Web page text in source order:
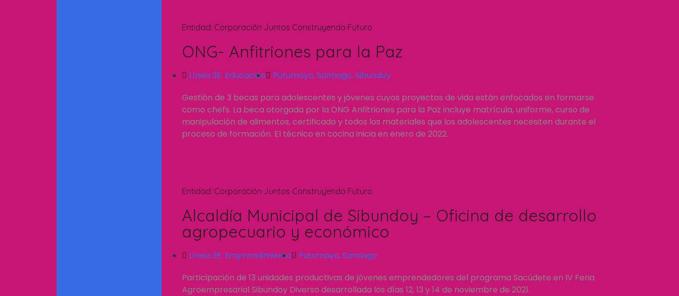
Entidad: Corporación Juntos Construyendo Futuro
ONG- Anfitriones para la Paz
Línea 3E: Educación Putumayo,Santiago,Sibundoy
Gestión de 3 becas para adolescentes y jóvenes cuyos proyectos de vida están enfocados en formarse
como chefs. La beca otorgada por la ONG Anfitriones para la Paz incluye matrícula, uniforme, curso de
manipulación de alimentos, certificado y todos los materiales que los adolescentes necesiten durante el
proceso de formación. El técnico en cocina inicia en enero de 2022.
Entidad: Corporación Juntos Construyendo Futuro
Alcaldía Municipal de Sibundoy – Oficina de desarrollo
agropecuario y económico
Línea 3E: Emprendimiento Putumayo,Santiago
Participación de 13 unidades productivas de jóvenes emprendedores del programa Sacúdete en IV Feria
Agroempresarial Sibundoy Diverso desarrollada los días 12, 13 y 14 de noviembre de 2021.